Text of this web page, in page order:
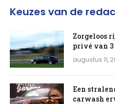
Keuzes van de
Zorgeloos
privé van
augustus 11,
Een
carwash